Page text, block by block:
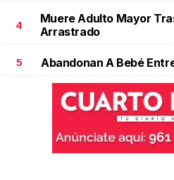
4
Muere Adulto Mayor
Arrastrado
5 Abandonan A Bebé